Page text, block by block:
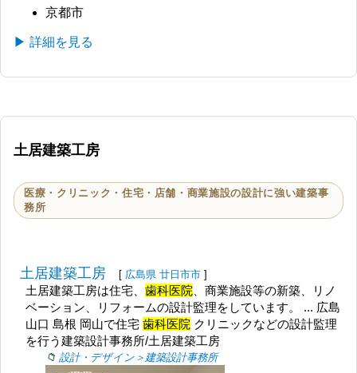
京都市
▶ 詳細を見る
土居建築工房
医療・クリニック・住宅・店舗・商業施設の設計に強い建築事
務所
土居建築工房 [ 広島県 廿日市市 ]
土居建築工房は住宅、歯科医院 、商業施設等の新築、リノ
ベーション、リフォームの設計監理をしています。 ... 広島
山口 島根 岡山で住宅歯科医院 クリニックなどの設計監理
を行う建築設計事務所/土居建築工房
設計・デザイン＞建築設計事務所